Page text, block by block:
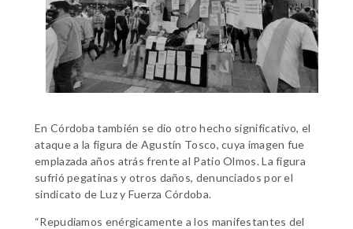
En Córdoba también se dio otro hecho significativo, el
ataque a la figura de Agustín Tosco, cuya imagen fue
emplazada años atrás frente al Patio Olmos. La figura
sufrió pegatinas y otros daños, denunciados por el
sindicato de Luz y Fuerza Córdoba.
“Repudiamos enérgicamente a los manifestantes del